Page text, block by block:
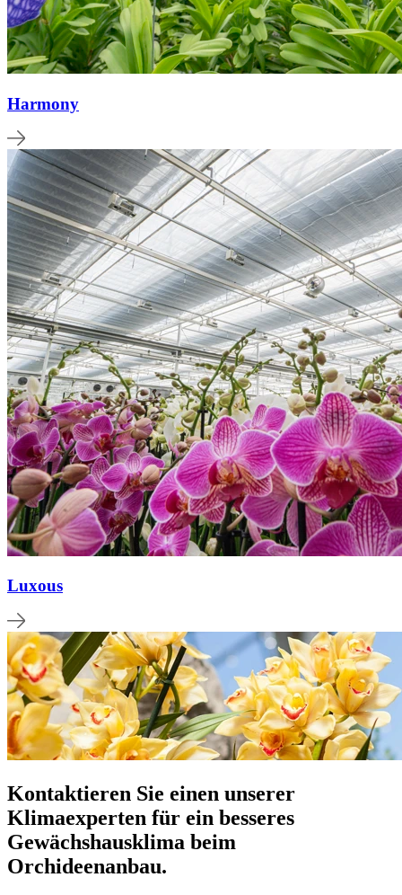
Harmony
Luxous
Kontaktieren Sie einen unserer
Klimaexperten für ein besseres
Gewächshausklima beim
Orchideenanbau.